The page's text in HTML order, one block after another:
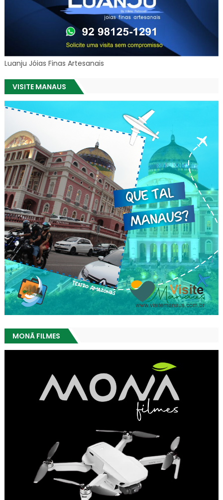
Luanju Jóias Finas Artesanais
VISITE MANAUS
MONÃ FILMES